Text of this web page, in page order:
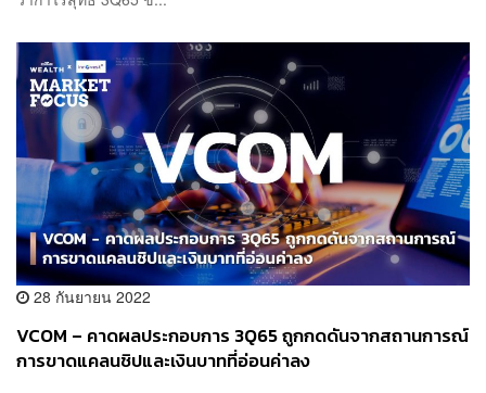
28 กันยายน 2022
VCOM – คาดผลประกอบการ 3Q65 ถูกกดดันจากสถานการณ์
การขาดแคลนชิปและเงินบาทที่อ่อนค่าลง